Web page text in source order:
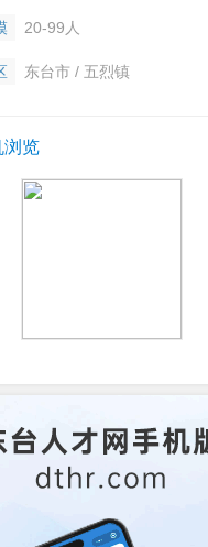
20-99人
东台市 / 五烈镇
浏览